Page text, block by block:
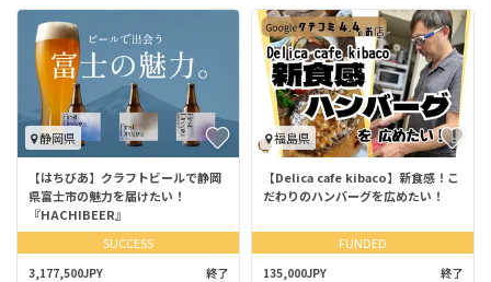
静岡県
【はちびあ】クラフトビールで静岡
県富士市の魅力を届けたい！
『HACHIBEER』
SUCCESS
3,177,500JPY 終了
福島県
【Delica cafe kibaco】新食感！こ
だわりのハンバーグを広めたい！
FUNDED
135,000JPY 終了